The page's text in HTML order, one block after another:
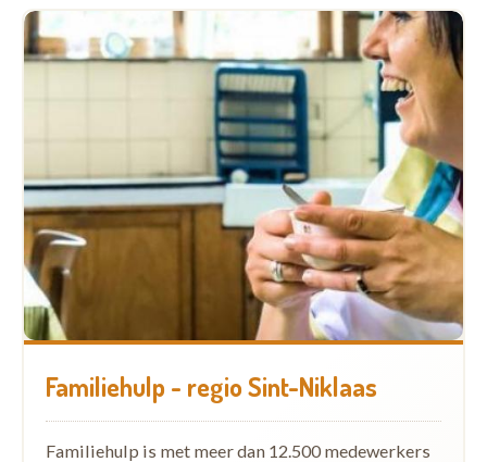
Familiehulp - regio Sint-Niklaas
Familiehulp is met meer dan 12.500 medewerkers